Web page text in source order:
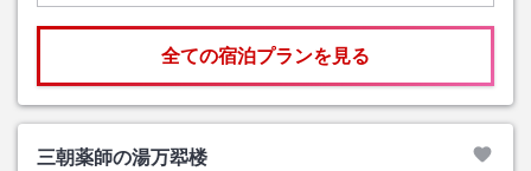
全ての宿泊プランを見る
三朝薬師の湯万翆楼